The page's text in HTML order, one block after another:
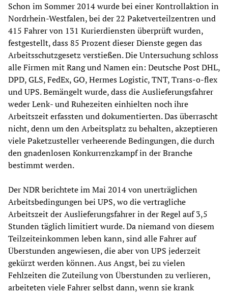
Schon im Sommer 2014 wurde bei einer Kontrollaktion in
Nordrhein-Westfalen, bei der 22 Paketverteilzentren und
415 Fahrer von 131 Kurierdiensten überprüft wurden,
festgestellt, dass 85 Prozent dieser Dienste gegen das
Arbeitsschutzgesetz verstießen. Die Untersuchung schloss
alle Firmen mit Rang und Namen ein: Deutsche Post DHL,
DPD, GLS, FedEx, GO, Hermes Logistic, TNT, Trans-o-flex
und UPS. Bemängelt wurde, dass die Auslieferungsfahrer
weder Lenk- und Ruhezeiten einhielten noch ihre
Arbeitszeit erfassten und dokumentierten. Das überrascht
nicht, denn um den Arbeitsplatz zu behalten, akzeptieren
viele Paketzusteller verheerende Bedingungen, die durch
den gnadenlosen Konkurrenzkampf in der Branche
bestimmt werden.
Der NDR berichtete im Mai 2014 von unerträglichen
Arbeitsbedingungen bei UPS, wo die vertragliche
Arbeitszeit der Auslieferungsfahrer in der Regel auf 3,5
Stunden täglich limitiert wurde. Da niemand von diesem
Teilzeiteinkommen leben kann, sind alle Fahrer auf
Überstunden angewiesen, die aber von UPS jederzeit
gekürzt werden können. Aus Angst, bei zu vielen
Fehlzeiten die Zuteilung von Überstunden zu verlieren,
arbeiteten viele Fahrer selbst dann, wenn sie krank